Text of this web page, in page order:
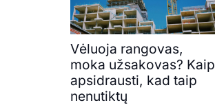
Vėluoja rangovas,
moka užsakovas? Kaip
apsidrausti, kad taip
nenutiktų